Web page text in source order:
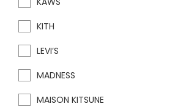
KITH
LEVI’S
MADNESS
MAISON KITSUNE